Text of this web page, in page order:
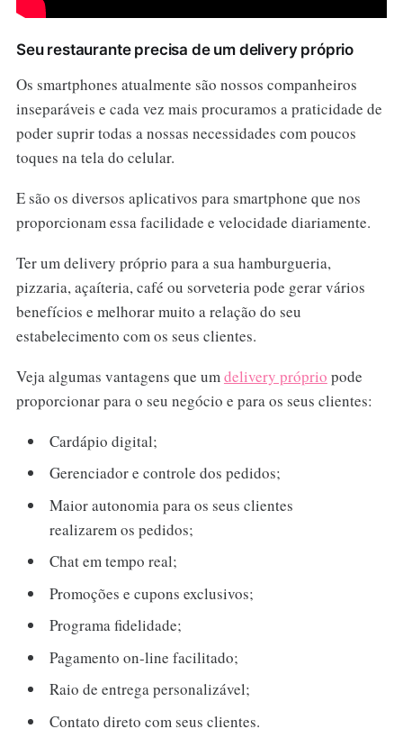
Seu restaurante precisa de um delivery próprio
Os smartphones atualmente são nossos companheiros
inseparáveis e cada vez mais procuramos a praticidade de
poder suprir todas a nossas necessidades com poucos
toques na tela do celular.
E são os diversos aplicativos para smartphone que nos
proporcionam essa facilidade e velocidade diariamente.
Ter um delivery próprio para a sua hamburgueria,
pizzaria, açaíteria, café ou sorveteria pode gerar vários
benefícios e melhorar muito a relação do seu
estabelecimento com os seus clientes.
Veja algumas vantagens que umdelivery próprio pode
proporcionar para o seu negócio e para os seus clientes:
Cardápio digital;
Gerenciador e controle dos pedidos;
Maior autonomia para os seus clientes
realizarem os pedidos;
Chat em tempo real;
Promoções e cupons exclusivos;
Programa fidelidade;
Pagamento on-line facilitado;
Raio de entrega personalizável;
Contato direto com seus clientes.